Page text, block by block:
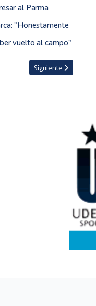
al Parma
"Honestamente
vuelto al campo"
como objetivo conseguir
Artículo siguiente:
Siguiente